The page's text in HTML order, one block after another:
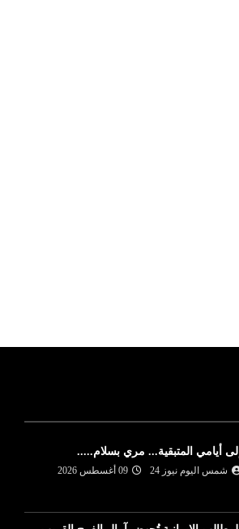
إلى أيامي المتبقية... مري بسلام.....
شمس اليوم نيوز 24 09 أغسطس 2026